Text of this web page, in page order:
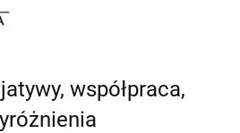
współpraca,